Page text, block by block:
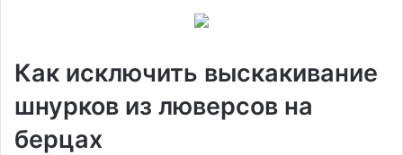
Как исключить выскакивание
шнурков из люверсов на
берцах